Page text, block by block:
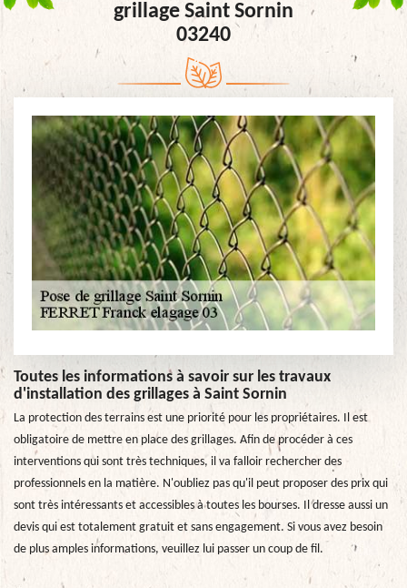
grillage Saint Sornin
03240
Toutes les informations à savoir sur les travaux
d'installation des grillages à Saint Sornin
La protection des terrains est une priorité pour les propriétaires. Il est
obligatoire de mettre en place des grillages. Afin de procéder à ces
interventions qui sont très techniques, il va falloir rechercher des
professionnels en la matière. N'oubliez pas qu'il peut proposer des prix qui
sont très intéressants et accessibles à toutes les bourses. Il dresse aussi un
devis qui est totalement gratuit et sans engagement. Si vous avez besoin
de plus amples informations, veuillez lui passer un coup de fil.